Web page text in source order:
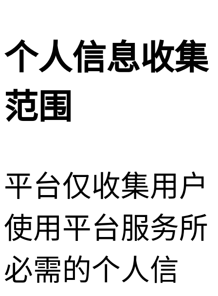
个人信息收集
范围
平台仅收集用户
使用平台服务所
必需的个人信